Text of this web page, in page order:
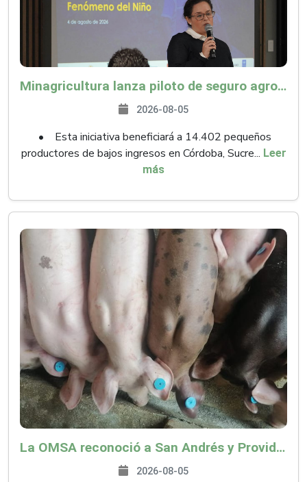
Minagricultura lanza piloto de seguro agropecuario por $9.625 millones para proteger a más de 14.000 pequeños productores contra riesgos del Fenómeno de El Niño
2026-08-05
• Esta iniciativa beneficiará a 14.402 pequeños
productores de bajos ingresos en Córdoba, Sucre... Leer
más
La OMSA reconoció a San Andrés y Providencia como zona libre de Peste Porcina Clásica (PPC)
2026-08-05